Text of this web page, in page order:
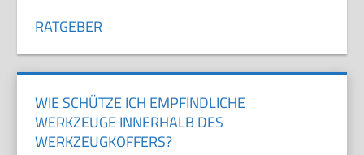
RATGEBER
WIE SCHÜTZE ICH EMPFINDLICHE
WERKZEUGE INNERHALB DES
WERKZEUGKOFFERS?